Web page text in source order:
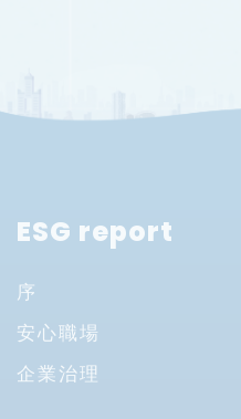
ESG report
序
安心職場
企業治理